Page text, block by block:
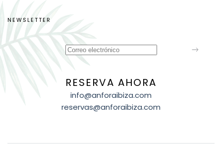
NEWSLETTER
RESERVA AHORA
info@anforaibiza.com
reservas@anforaibiza.com